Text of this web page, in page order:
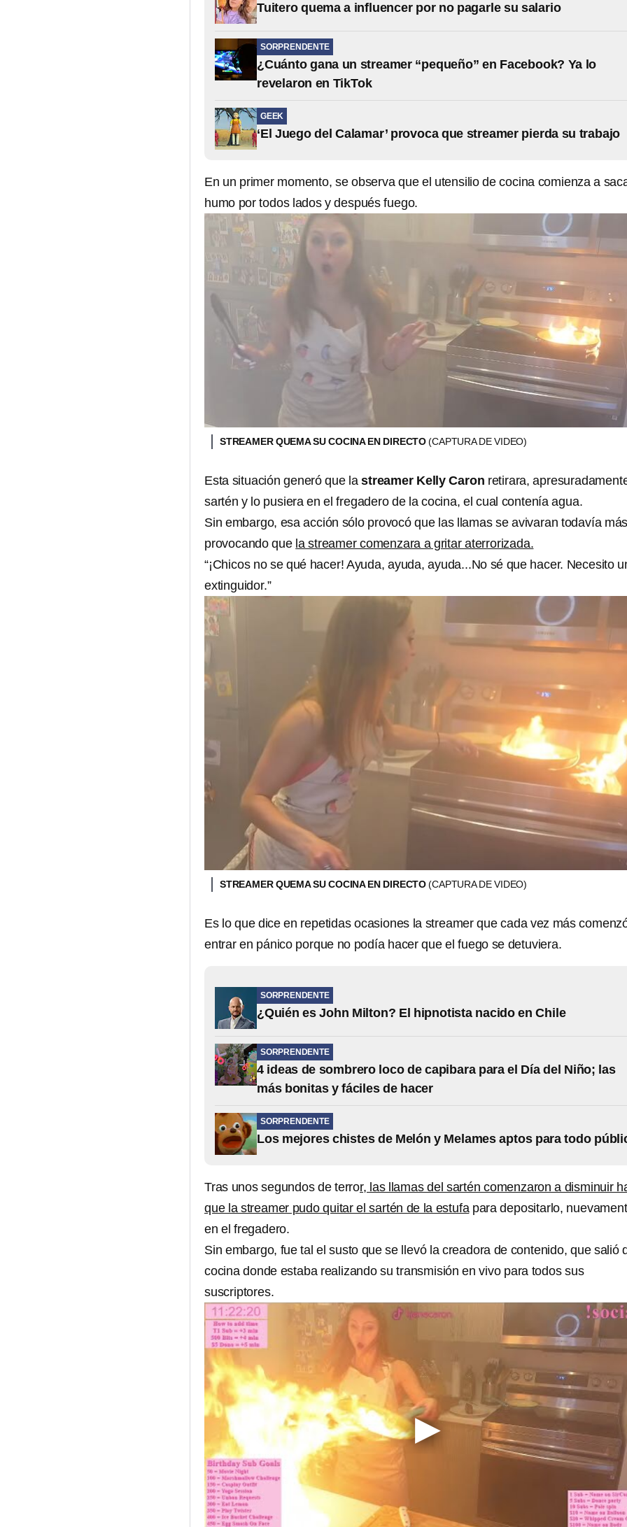
Tuitero quema a influencer por no pagarle su salario
SORPRENDENTE
¿Cuánto gana un streamer “pequeño” en Facebook? Ya lo
revelaron en TikTok
GEEK
‘El Juego del Calamar’ provoca que streamer pierda su trabajo
En un primer momento, se observa que el utensilio de cocina comienza a
humo por todos lados y después fuego.
STREAMER QUEMA SU COCINA EN DIRECTO(CAPTURA DE VIDEO)
Esta situación generó que lastreamer Kelly Caron retirara,
sartén y lo pusiera en el fregadero de la cocina, el cual contenía agua.
Sin embargo, esa acción sólo provocó que las llamas se avivaran todavía
provocando que la streamer comenzara a gritar aterrorizada.
“¡Chicos no se qué hacer! Ayuda, ayuda, ayuda...No sé que hacer. Necesito
extinguidor.”
STREAMER QUEMA SU COCINA EN DIRECTO(CAPTURA DE VIDEO)
Es lo que dice en repetidas ocasiones la streamer que cada vez más
entrar en pánico porque no podía hacer que el fuego se detuviera.
SORPRENDENTE
¿Quién es John Milton? El hipnotista nacido en Chile
SORPRENDENTE
4 ideas de sombrero loco de capibara para el Día del Niño; las
más bonitas y fáciles de hacer
SORPRENDENTE
Los mejores chistes de Melón y Melames aptos para todo
Tras unos segundos de terror, las llamas del sartén comenzaron a disminuir
que la streamer pudo quitar el sartén de la estufapara depositarlo,
en el fregadero.
Sin embargo, fue tal el susto que se llevó la creadora de contenido, que salió
cocina donde estaba realizando su transmisión en vivo para todos sus
suscriptores.